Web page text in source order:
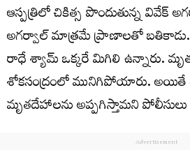
ఆస్ప‌త్రిలో చికిత్స పొందుతున్న వివేక్
అగ‌ర్వాల్ మాత్ర‌మే ప్రాణాల‌తో బ‌తికాడు.
రాధే శ్యామ్ ఒక్క‌రే మిగిలి ఉన్నారు.
శోక‌సంద్రంలో మునిగిపోయారు. అయితే
మృత‌దేహాల‌ను అప్ప‌గిస్తామ‌ని